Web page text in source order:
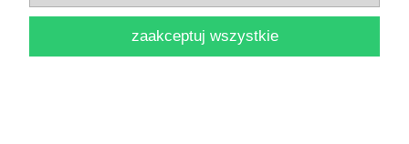
Z Dziejów Stosunków Polsko--Radzieckich VI : Studia
i materiały
zaakceptuj wszystkie